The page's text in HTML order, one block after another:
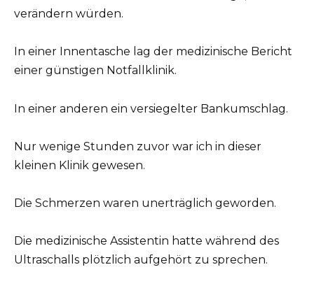
verändern würden.
In einer Innentasche lag der medizinische Bericht
einer günstigen Notfallklinik.
In einer anderen ein versiegelter Bankumschlag.
Nur wenige Stunden zuvor war ich in dieser
kleinen Klinik gewesen.
Die Schmerzen waren unerträglich geworden.
Die medizinische Assistentin hatte während des
Ultraschalls plötzlich aufgehört zu sprechen.